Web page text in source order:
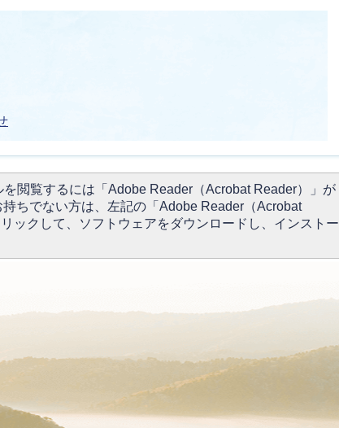
を閲覧するには「Adobe Reader（Acrobat Reader）」が
持ちでない方は、左記の「Adobe Reader（Acrobat
ックして、ソフトウェアをダウンロードし、インストー